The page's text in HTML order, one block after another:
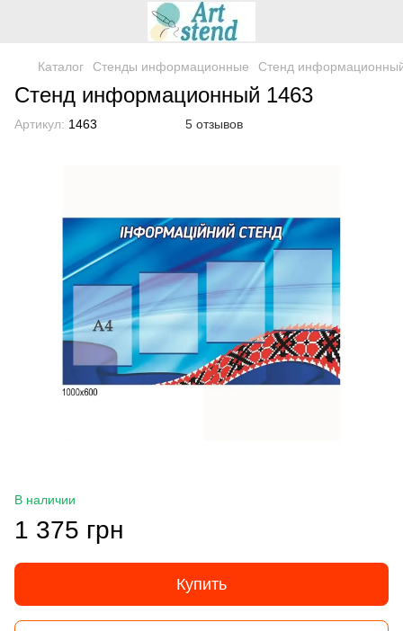
Каталог Стенды информационные Стенд
Стенд информационный 1463
Артикул: 1463 5 отзывов
В наличии
1 375 грн
Купить